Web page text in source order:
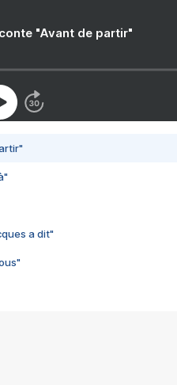
"Avant de partir"
a dit"